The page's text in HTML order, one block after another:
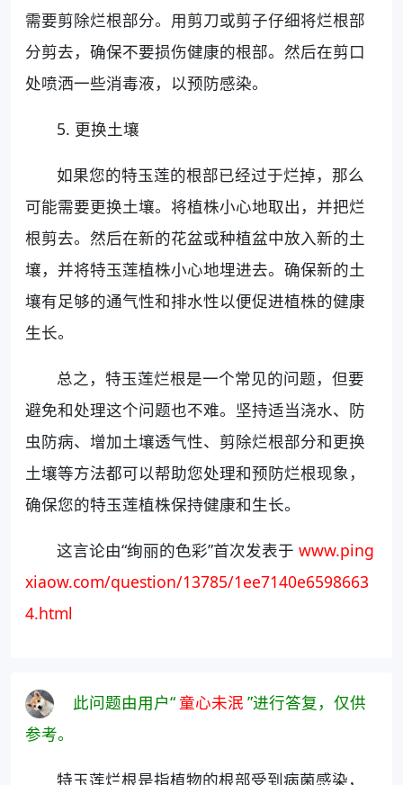
需要剪除烂根部分。用剪刀或剪子仔细将烂根部
分剪去，确保不要损伤健康的根部。然后在剪口
处喷洒一些消毒液，以预防感染。
5. 更换土壤
如果您的特玉莲的根部已经过于烂掉，那么
可能需要更换土壤。将植株小心地取出，并把烂
根剪去。然后在新的花盆或种植盆中放入新的土
壤，并将特玉莲植株小心地埋进去。确保新的土
壤有足够的通气性和排水性以便促进植株的健康
生长。
总之，特玉莲烂根是一个常见的问题，但要
避免和处理这个问题也不难。坚持适当浇水、防
虫防病、增加土壤透气性、剪除烂根部分和更换
土壤等方法都可以帮助您处理和预防烂根现象，
确保您的特玉莲植株保持健康和生长。
这言论由“绚丽的色彩”首次发表于www.ping
xiaow.com/question/13785/1ee7140e6598663
4.html
此问题由用户“童心未泯 ”进行答复，仅供
参考。
特玉莲烂根是指植物的根部受到病菌感染，